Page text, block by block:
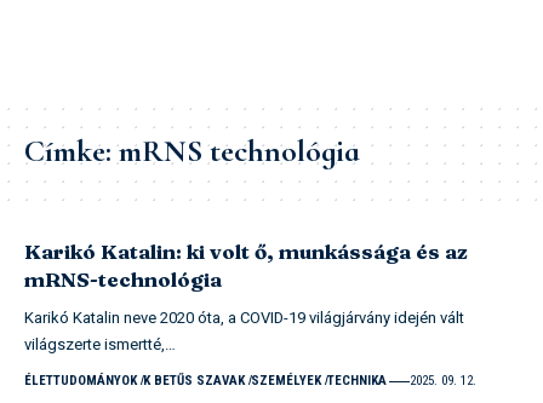
Címke:mRNS technológia
Karikó Katalin: ki volt ő, munkássága és az
mRNS-technológia
Karikó Katalin neve 2020 óta, a COVID-19 világjárvány idején vált
világszerte ismertté,…
ÉLETTUDOMÁNYOK K BETŰS SZAVAK SZEMÉLYEK TECHNIKA 2025. 09. 12.